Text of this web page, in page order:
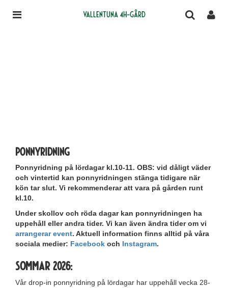
Vallentuna 4H-gård
Ponnyridning
Ponnyridning på lördagar kl.10-11. OBS: vid dåligt väder
och vintertid kan ponnyridningen stänga tidigare när
kön tar slut. Vi rekommenderar att vara på gården runt
kl.10.
Under skollov och röda dagar kan ponnyridningen ha
uppehåll eller andra tider. Vi kan även ändra tider om vi
arrangerar event. Aktuell information finns alltid på våra
sociala medier: Facebook och Instagram.
Sommar 2026:
Vår drop-in ponnyridning på lördagar har uppehåll vecka 28-